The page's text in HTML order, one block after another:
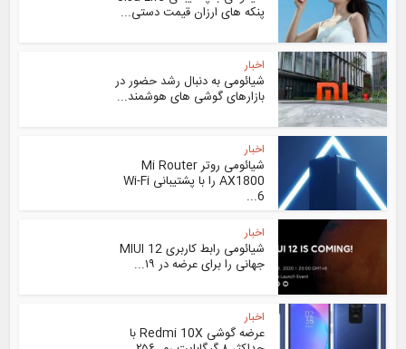
پنکه های ارزان قیمت دستی...
اخبار
شیائومی به دنبال رشد حضور در
بازارهای گوشی های هوشمند...
اخبار
شیائومی روتر Mi Router
AX1800 را با پشتیبانی Wi-Fi
6...
اخبار
شیائومی رابط کاربری MIUI 12
جهانی را برای عرضه در ۱۹...
اخبار
عرضه گوشی Redmi 10X با